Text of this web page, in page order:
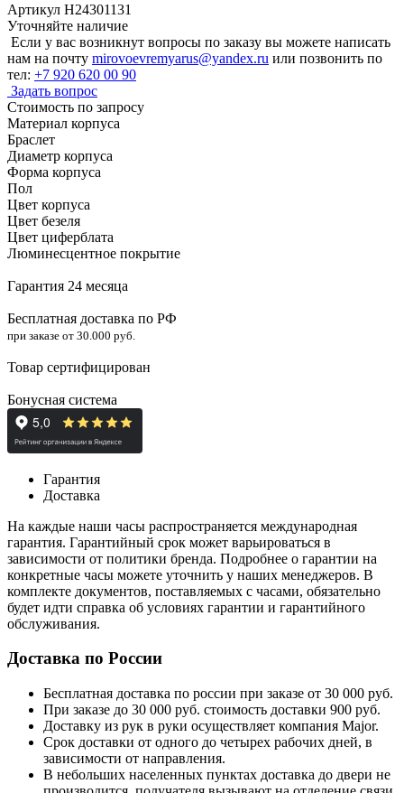
Артикул H24301131
Уточняйте наличие
Если у вас возникнут вопросы по заказу вы можете написать
нам на почту mirovoevremyarus@yandex.ru или позвонить по
тел: +7 920 620 00 90
Задать вопрос
Стоимость по запросу
Материал корпуса
Браслет
Диаметр корпуса
Форма корпуса
Пол
Цвет корпуса
Цвет безеля
Цвет циферблата
Люминесцентное покрытие
Гарантия 24 месяца
Бесплатная доставка по РФ
при заказе от 30.000 руб.
Товар сертифицирован
Бонусная система
Гарантия
Доставка
На каждые наши часы распространяется международная
гарантия. Гарантийный срок может варьироваться в
зависимости от политики бренда. Подробнее о гарантии на
конкретные часы можете уточнить у наших менеджеров. В
комплекте документов, поставляемых с часами, обязательно
будет идти справка об условиях гарантии и гарантийного
обслуживания.
Доставка по России
Бесплатная доставка по россии при заказе от 30 000 руб.
При заказе до 30 000 руб. стоимость доставки 900 руб.
Доставку из рук в руки осуществляет компания Major.
Срок доставки от одного до четырех рабочих дней, в
зависимости от направления.
В небольших населенных пунктах доставка до двери не